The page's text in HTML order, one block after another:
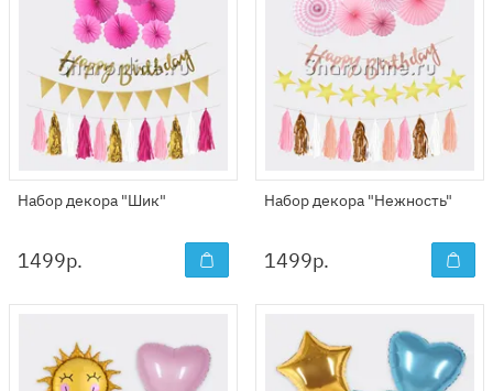
Набор декора "Шик"
1499р.
Набор декора "Нежность"
1499р.